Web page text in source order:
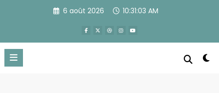
6 août 2026 10:31:03 AM